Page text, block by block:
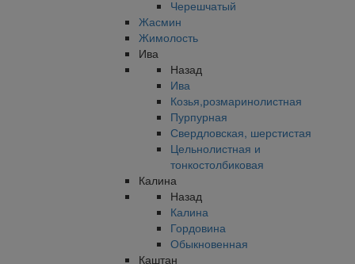
Черешчатый
Жасмин
Жимолость
Ива
Назад
Ива
Козья,розмаринолистная
Пурпурная
Свердловская, шерстистая
Цельнолистная и
тонкостолбиковая
Калина
Назад
Калина
Гордовина
Обыкновенная
Каштан